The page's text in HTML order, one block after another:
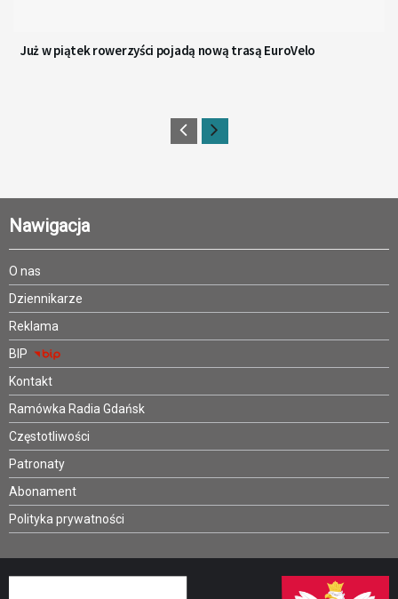
Już w piątek rowerzyści pojadą nową trasą EuroVelo
Nawigacja
O nas
Dziennikarze
Reklama
BIP
Kontakt
Ramówka Radia Gdańsk
Częstotliwości
Patronaty
Abonament
Polityka prywatności